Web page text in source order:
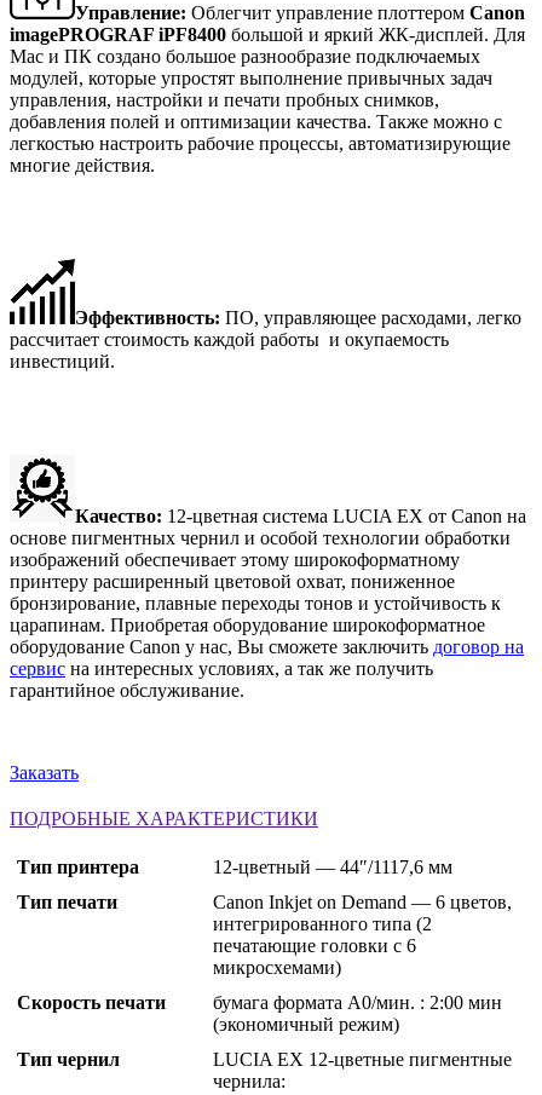
Управление: Облегчит управление плоттером Canon
imagePROGRAF iPF8400 большой и яркий ЖК-дисплей. Для
Мас и ПК создано большое разнообразие подключаемых
модулей, которые упростят выполнение привычных задач
управления, настройки и печати пробных снимков,
добавления полей и оптимизации качества. Также можно с
легкостью настроить рабочие процессы, автоматизирующие
многие действия.
Эффективность: ПО, управляющее расходами, легко
рассчитает стоимость каждой работы и окупаемость
инвестиций.
Качество: 12-цветная система LUCIA EX от Canon на
основе пигментных чернил и особой технологии обработки
изображений обеспечивает этому широкоформатному
принтеру расширенный цветовой охват, пониженное
бронзирование, плавные переходы тонов и устойчивость к
царапинам. Приобретая оборудование широкоформатное
оборудование Canon у нас, Вы сможете заключить договор на
сервис на интересных условиях, а так же получить
гарантийное обслуживание.
Заказать
ПОДРОБНЫЕ ХАРАКТЕРИСТИКИ
Тип принтера
12-цветный — 44″/1117,6 мм
Тип печати
Canon Inkjet on Demand — 6 цветов,
интегрированного типа (2
печатающие головки с 6
микросхемами)
Скорость печати
бумага формата A0/мин. : 2:00 мин
(экономичный режим)
Тип чернил
LUCIA EX 12-цветные пигментные
чернила: